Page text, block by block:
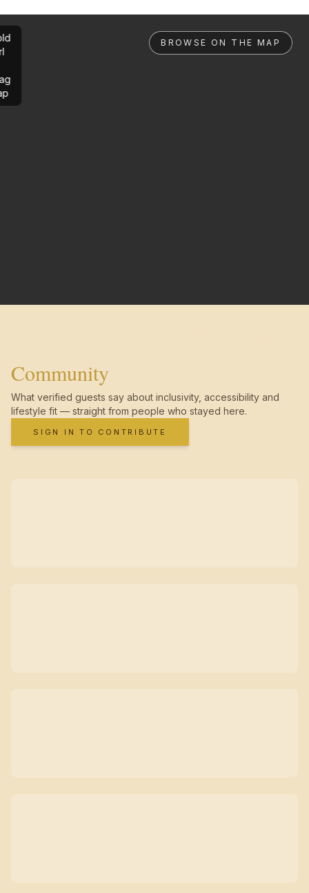
BROWSE ON THE MAP
Community
What verified guests say about inclusivity, accessibility and
lifestyle fit — straight from people who stayed here.
SIGN IN TO CONTRIBUTE